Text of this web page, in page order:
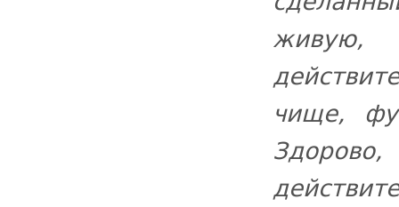
живую,
чище,